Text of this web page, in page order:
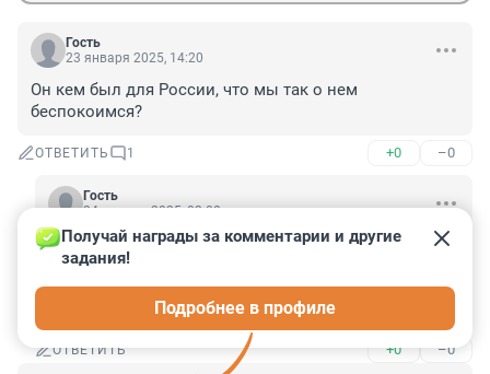
Гость
23 января 2025, 14:20
Он кем был для России, что мы так о нем
беспокоимся?
ОТВЕТИТЬ 1 +0 –0
Гость
24 января 2025, 02:08
Да какая разница! Он был прежде всего человеком
!!! Талантливым и светлым, которой неизвестно как
и от чего умер. И умирать он не собирался. Имейте
уважение хотя бы к смерти человека
ОТВЕТИТЬ +0 –0
Получай награды за комментарии и другие
задания!
Подробнее в профиле